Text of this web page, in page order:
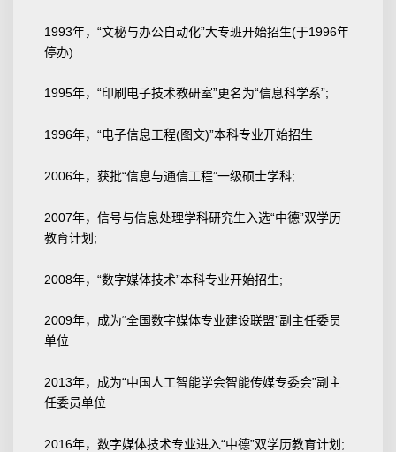
1993年，“文秘与办公自动化”大专班开始招生(于1996年
停办)
1995年，“印刷电子技术教研室”更名为“信息科学系”;
1996年，“电子信息工程(图文)”本科专业开始招生
2006年，获批“信息与通信工程”一级硕士学科;
2007年，信号与信息处理学科研究生入选“中德”双学历
教育计划;
2008年，“数字媒体技术”本科专业开始招生;
2009年，成为“全国数字媒体专业建设联盟”副主任委员
单位
2013年，成为“中国人工智能学会智能传媒专委会”副主
任委员单位
2016年，数字媒体技术专业进入“中德”双学历教育计划;